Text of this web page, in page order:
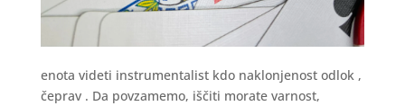
enota videti instrumentalist kdo naklonjenost odlok ,
čeprav . Da povzamemo, iščiti morate varnost,